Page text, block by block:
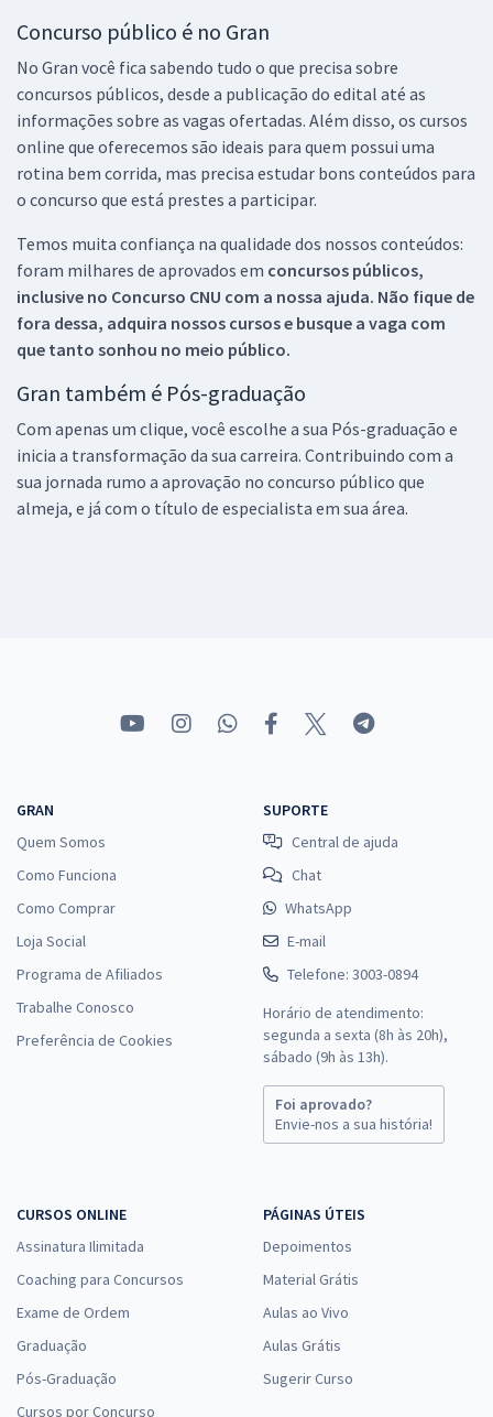
Concurso público é no Gran
No Gran você fica sabendo tudo o que precisa sobre
concursos públicos, desde a publicação do edital até as
informações sobre as vagas ofertadas. Além disso, os cursos
online que oferecemos são ideais para quem possui uma
rotina bem corrida, mas precisa estudar bons conteúdos para
o concurso que está prestes a participar.
Temos muita confiança na qualidade dos nossos conteúdos:
foram milhares de aprovados em concursos públicos,
inclusive no Concurso CNU com a nossa ajuda. Não fique de
fora dessa, adquira nossos cursos e busque a vaga com
que tanto sonhou no meio público.
Gran também é Pós-graduação
Com apenas um clique, você escolhe a sua Pós-graduação e
inicia a transformação da sua carreira. Contribuindo com a
sua jornada rumo a aprovação no concurso público que
almeja, e já com o título de especialista em sua área.
GRAN
Quem Somos
Como Funciona
Como Comprar
Loja Social
Programa de Afiliados
Trabalhe Conosco
Preferência de Cookies
SUPORTE
Central de ajuda
Chat
WhatsApp
E-mail
Telefone: 3003-0894
Horário de atendimento:
segunda a sexta (8h às 20h),
sábado (9h às 13h).
Foi aprovado?
Envie-nos a sua história!
CURSOS ONLINE
Assinatura Ilimitada
Coaching para Concursos
Exame de Ordem
Graduação
Pós-Graduação
Cursos por Concurso
PÁGINAS ÚTEIS
Depoimentos
Material Grátis
Aulas ao Vivo
Aulas Grátis
Sugerir Curso